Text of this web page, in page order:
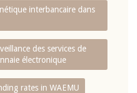
interbancaire dans
des services de
électronique
rates in WAEMU